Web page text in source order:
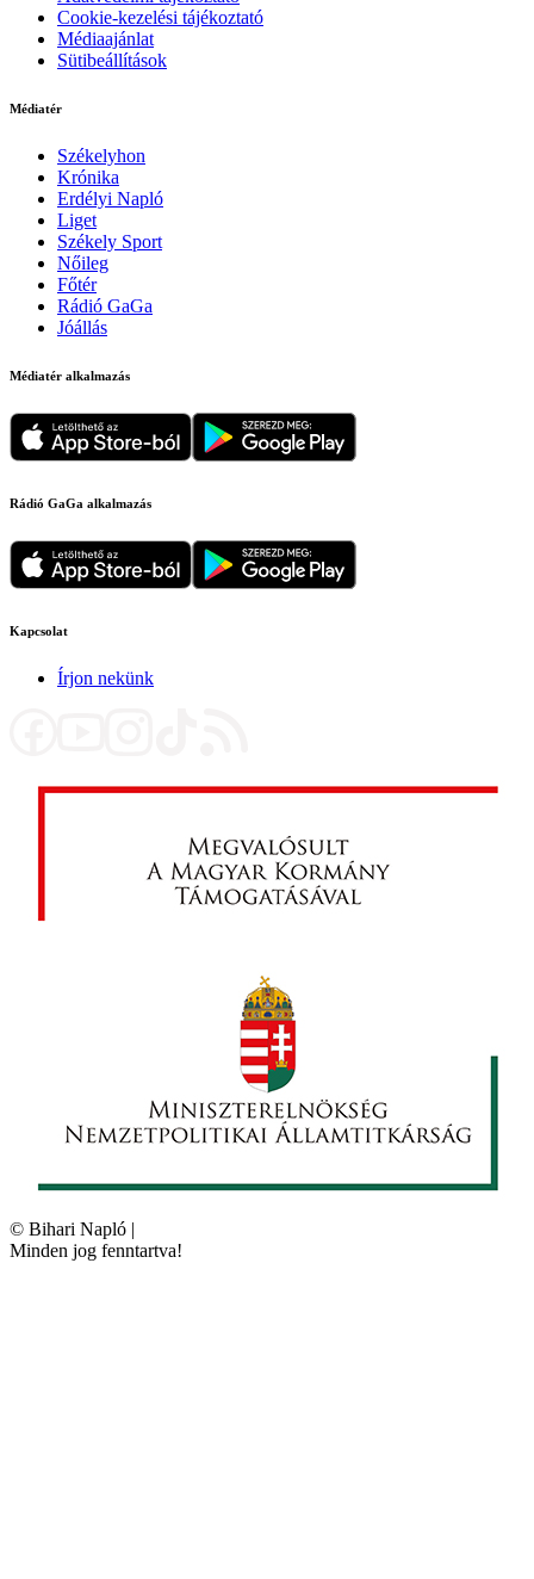
Cookie-kezelési tájékoztató
Médiaajánlat
Sütibeállítások
Médiatér
Székelyhon
Krónika
Erdélyi Napló
Liget
Székely Sport
Nőileg
Főtér
Rádió GaGa
Jóállás
Médiatér alkalmazás
Rádió GaGa alkalmazás
Kapcsolat
Írjon nekünk
© Bihari Napló |
Minden jog fenntartva!